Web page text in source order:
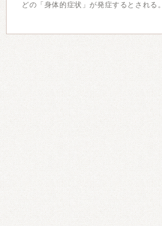
どの「身体的症状」が発症するとされる。